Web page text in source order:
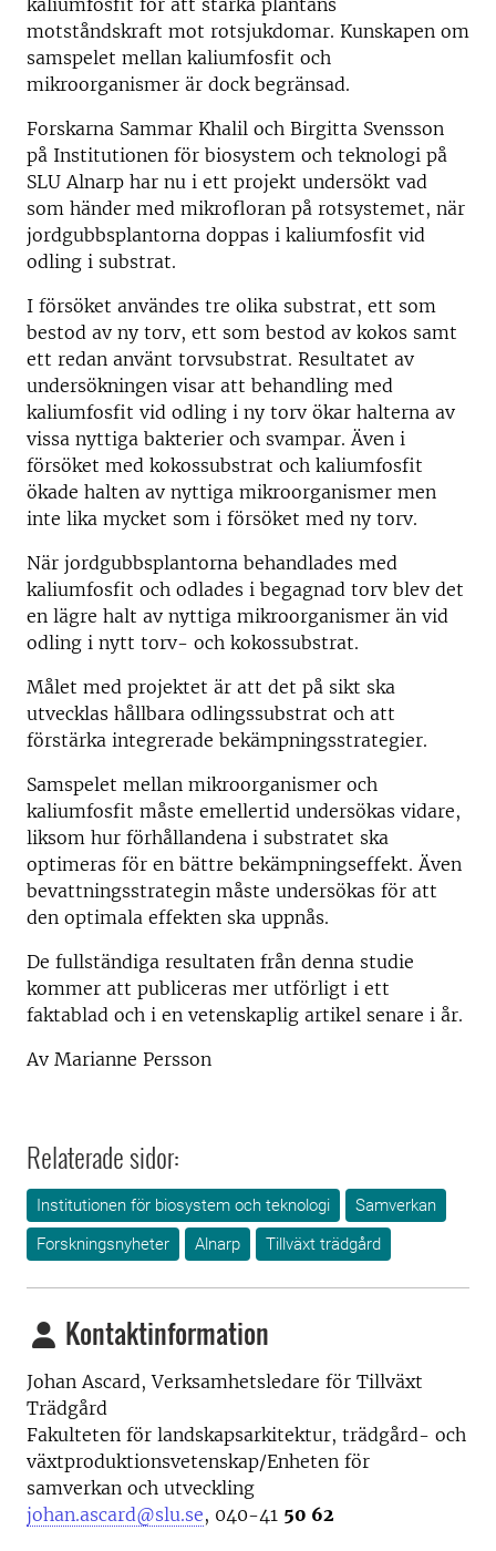
kaliumfosfit för att stärka plantans
motståndskraft mot rotsjukdomar. Kunskapen om
samspelet mellan kaliumfosfit och
mikroorganismer är dock begränsad.
Forskarna Sammar Khalil och Birgitta Svensson
på Institutionen för biosystem och teknologi på
SLU Alnarp har nu i ett projekt undersökt vad
som händer med mikrofloran på rotsystemet, när
jordgubbsplantorna doppas i kaliumfosfit vid
odling i substrat.
I försöket användes tre olika substrat, ett som
bestod av ny torv, ett som bestod av kokos samt
ett redan använt torvsubstrat. Resultatet av
undersökningen visar att behandling med
kaliumfosfit vid odling i ny torv ökar halterna av
vissa nyttiga bakterier och svampar. Även i
försöket med kokossubstrat och kaliumfosfit
ökade halten av nyttiga mikroorganismer men
inte lika mycket som i försöket med ny torv.
När jordgubbsplantorna behandlades med
kaliumfosfit och odlades i begagnad torv blev det
en lägre halt av nyttiga mikroorganismer än vid
odling i nytt torv- och kokossubstrat.
Målet med projektet är att det på sikt ska
utvecklas hållbara odlingssubstrat och att
förstärka integrerade bekämpningsstrategier.
Samspelet mellan mikroorganismer och
kaliumfosfit måste emellertid undersökas vidare,
liksom hur förhållandena i substratet ska
optimeras för en bättre bekämpningseffekt. Även
bevattningsstrategin måste undersökas för att
den optimala effekten ska uppnås.
De fullständiga resultaten från denna studie
kommer att publiceras mer utförligt i ett
faktablad och i en vetenskaplig artikel senare i år.
Av Marianne Persson
Relaterade sidor:
Institutionen för biosystem och teknologi
Samverkan
Forskningsnyheter
Alnarp Tillväxt trädgård
Kontaktinformation
Johan Ascard, Verksamhetsledare för Tillväxt
Trädgård
Fakulteten för landskapsarkitektur, trädgård- och
växtproduktionsvetenskap/Enheten för
samverkan och utveckling
johan.ascard@slu.se, 040-41 50 62